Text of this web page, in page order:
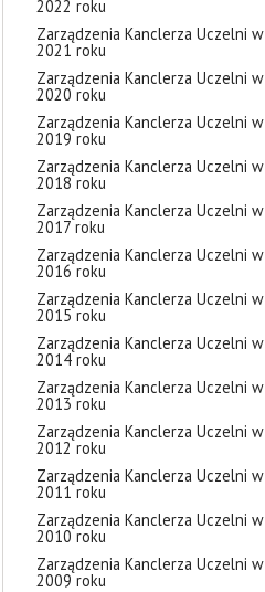
2022 roku
Zarządzenia Kanclerza Uczelni w
2021 roku
Zarządzenia Kanclerza Uczelni w
2020 roku
Zarządzenia Kanclerza Uczelni w
2019 roku
Zarządzenia Kanclerza Uczelni w
2018 roku
Zarządzenia Kanclerza Uczelni w
2017 roku
Zarządzenia Kanclerza Uczelni w
2016 roku
Zarządzenia Kanclerza Uczelni w
2015 roku
Zarządzenia Kanclerza Uczelni w
2014 roku
Zarządzenia Kanclerza Uczelni w
2013 roku
Zarządzenia Kanclerza Uczelni w
2012 roku
Zarządzenia Kanclerza Uczelni w
2011 roku
Zarządzenia Kanclerza Uczelni w
2010 roku
Zarządzenia Kanclerza Uczelni w
2009 roku